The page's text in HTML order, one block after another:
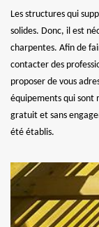
Les structures qui
solides. Donc, il est
charpentes. Afin de
contacter des
proposer de vous
équipements qui sont
gratuit et sans
été établis.